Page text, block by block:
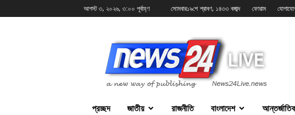
আগস্ট ৩, ২০২৬, ৩:০০ পূর্বাহ্ণ সোমবার১৯শে শ্রাবণ, ১৪৩৩ বঙ্গাব্দ ফোরাম
News24Live
প্রচ্ছদ জাতীয় রাজনীতি বাংলাদেশ